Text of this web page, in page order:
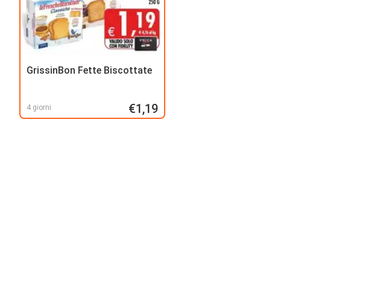
GrissinBon Fette Biscottate
4 giorni €1,19